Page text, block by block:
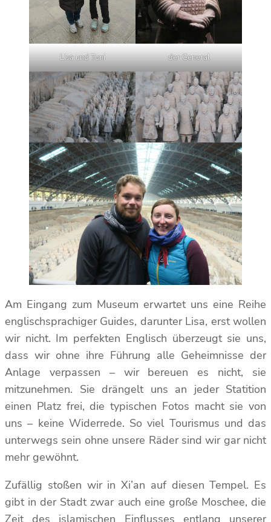
Lisa und Toni der General
Am Eingang zum Museum erwartet uns eine Reihe
englischsprachiger Guides, darunter Lisa, erst wollen
wir nicht. Im perfekten Englisch überzeugt sie uns,
dass wir ohne ihre Führung alle Geheimnisse der
Anlage verpassen – wir bereuen es nicht, sie
mitzunehmen. Sie drängelt uns an jeder Statition
einen Platz frei, die typischen Fotos macht sie von
uns – keine Widerrede. So viel Tourismus und das
unterwegs sein ohne unsere Räder sind wir gar nicht
mehr gewöhnt.
Zufällig stoßen wir in Xi’an auf diesen Tempel. Es
gibt in der Stadt zwar auch eine große Moschee, die
Zeit des islamischen Einflusses entlang unserer